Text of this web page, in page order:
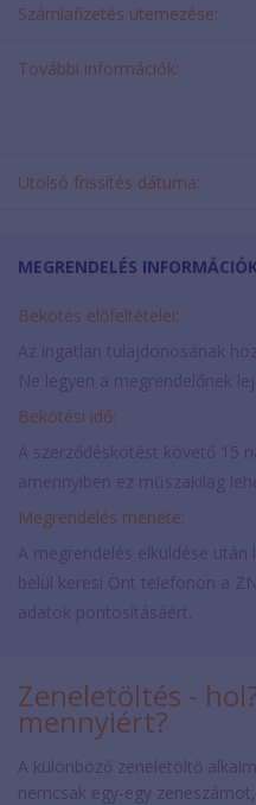
Számlafizetés ütemezése:
További információk:
Utolsó frissítés dátuma:
MEGRENDELÉS
Bekötés előfeltételei:
Bekötési idő:
Megrendelés menete:
Zeneletöltés -
mennyiért?
A különböző zeneletöltő
nemcsak egy-egy